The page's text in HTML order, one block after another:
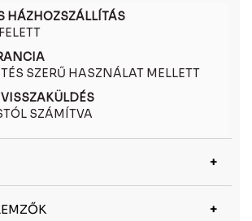
HÁZHOZSZÁLLÍTÁS
SZERŰ HASZNÁLAT MELLETT
SZÁMÍTVA
és tükrözi a márka